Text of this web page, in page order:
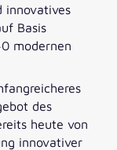
innovatives
Basis
modernen
des
heute von
innovativer